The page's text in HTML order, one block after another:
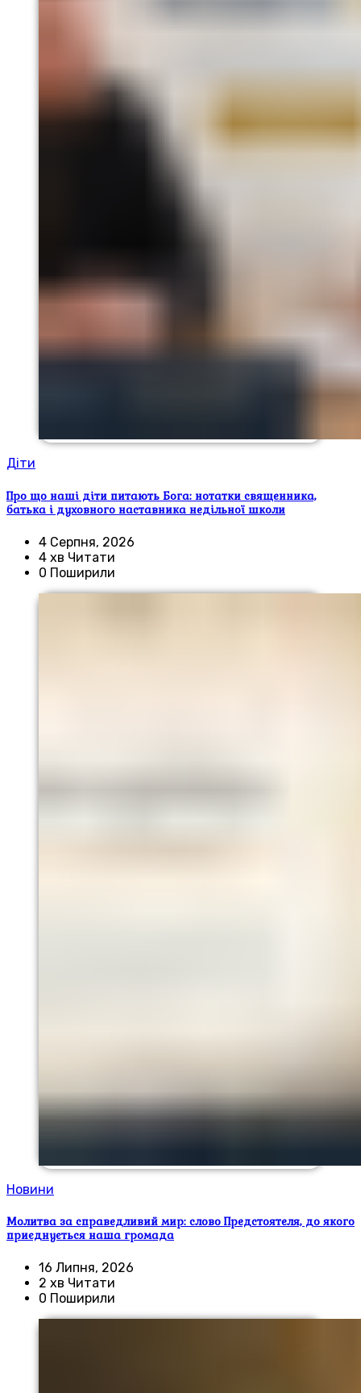
Діти
Про що наші діти питають Бога: нотатки священника,
батька і духовного наставника недільної школи
4 Серпня, 2026
4 хв Читати
0 Поширили
Новини
Молитва за справедливий мир: слово Предстоятеля, до якого
приєднується наша громада
16 Липня, 2026
2 хв Читати
0 Поширили